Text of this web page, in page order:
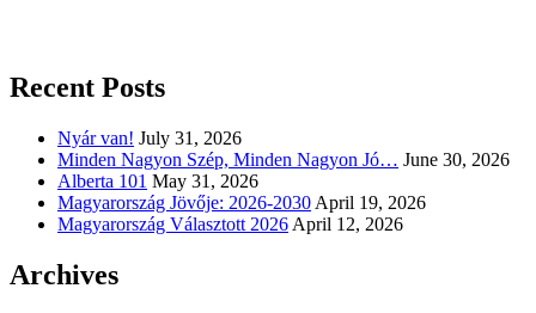
Recent Posts
Nyár van! July 31, 2026
Minden Nagyon Szép, Minden Nagyon Jó… June 30, 2026
Alberta 101 May 31, 2026
Magyarország Jövője: 2026-2030 April 19, 2026
Magyarország Választott 2026 April 12, 2026
Archives